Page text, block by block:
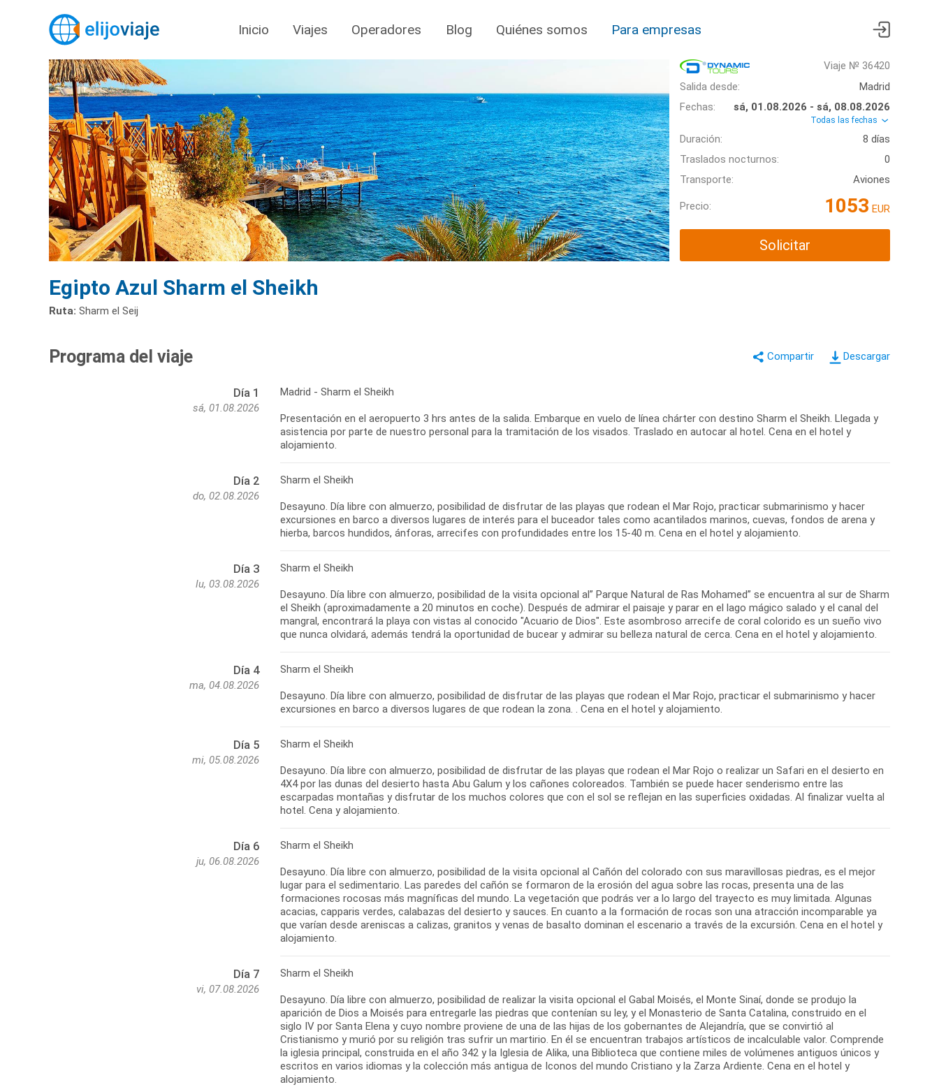
Inicio Viajes Operadores Blog Quiénes somos Para empresas
Viaje № 36420
Salida desde:
Madrid
Fechas:
sá, 01.08.2026 - sá, 08.08.2026
Todas las fechas
Duración:
8 días
Traslados nocturnos:
0
Transporte:
Aviones
Precio: 1053 EUR
Solicitar
Egipto Azul Sharm el Sheikh
Ruta: Sharm el Seij
Descargar
Programa del viaje
Día 1
sá, 01.08.2026
Madrid - Sharm el Sheikh
Presentación en el aeropuerto 3 hrs antes de la salida. Embarque en vuelo de línea chárter con destino Sharm el Sheikh. Llegada y
asistencia por parte de nuestro personal para la tramitación de los visados. Traslado en autocar al hotel. Cena en el hotel y
alojamiento.
Día 2
do, 02.08.2026
Sharm el Sheikh
Desayuno. Día libre con almuerzo, posibilidad de disfrutar de las playas que rodean el Mar Rojo, practicar submarinismo y hacer
excursiones en barco a diversos lugares de interés para el buceador tales como acantilados marinos, cuevas, fondos de arena y
hierba, barcos hundidos, ánforas, arrecifes con profundidades entre los 15-40 m. Cena en el hotel y alojamiento.
Día 3
lu, 03.08.2026
Sharm el Sheikh
Desayuno. Día libre con almuerzo, posibilidad de la visita opcional al” Parque Natural de Ras Mohamed” se encuentra al sur de Sharm
el Sheikh (aproximadamente a 20 minutos en coche). Después de admirar el paisaje y parar en el lago mágico salado y el canal del
mangral, encontrará la playa con vistas al conocido "Acuario de Dios". Este asombroso arrecife de coral colorido es un sueño vivo
que nunca olvidará, además tendrá la oportunidad de bucear y admirar su belleza natural de cerca. Cena en el hotel y alojamiento.
Día 4
ma, 04.08.2026
Sharm el Sheikh
Desayuno. Día libre con almuerzo, posibilidad de disfrutar de las playas que rodean el Mar Rojo, practicar el submarinismo y hacer
excursiones en barco a diversos lugares de que rodean la zona. . Cena en el hotel y alojamiento.
Día 5
mi, 05.08.2026
Sharm el Sheikh
Desayuno. Día libre con almuerzo, posibilidad de disfrutar de las playas que rodean el Mar Rojo o realizar un Safari en el desierto en
4X4 por las dunas del desierto hasta Abu Galum y los cañones coloreados. También se puede hacer senderismo entre las
escarpadas montañas y disfrutar de los muchos colores que con el sol se reflejan en las superficies oxidadas. Al finalizar vuelta al
hotel. Cena y alojamiento.
Día 6
ju, 06.08.2026
Sharm el Sheikh
Desayuno. Día libre con almuerzo, posibilidad de la visita opcional al Cañón del colorado con sus maravillosas piedras, es el mejor
lugar para el sedimentario. Las paredes del cañón se formaron de la erosión del agua sobre las rocas, presenta una de las
formaciones rocosas más magníficas del mundo. La vegetación que podrás ver a lo largo del trayecto es muy limitada. Algunas
acacias, capparis verdes, calabazas del desierto y sauces. En cuanto a la formación de rocas son una atracción incomparable ya
que varían desde areniscas a calizas, granitos y venas de basalto dominan el escenario a través de la excursión. Cena en el hotel y
alojamiento.
Día 7
vi, 07.08.2026
Sharm el Sheikh
Desayuno. Día libre con almuerzo, posibilidad de realizar la visita opcional el Gabal Moisés, el Monte Sinaí, donde se produjo la
aparición de Dios a Moisés para entregarle las piedras que contenían su ley, y el Monasterio de Santa Catalina, construido en el
siglo IV por Santa Elena y cuyo nombre proviene de una de las hijas de los gobernantes de Alejandría, que se convirtió al
Cristianismo y murió por su religión tras sufrir un martirio. En él se encuentran trabajos artísticos de incalculable valor. Comprende
la iglesia principal, construida en el año 342 y la Iglesia de Alika, una Biblioteca que contiene miles de volúmenes antiguos únicos y
escritos en varios idiomas y la colección más antigua de Iconos del mundo Cristiano y la Zarza Ardiente. Cena en el hotel y
alojamiento.